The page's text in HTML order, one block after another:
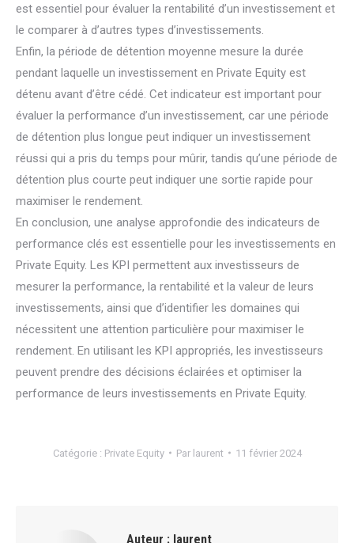
est essentiel pour évaluer la rentabilité d’un investissement et
le comparer à d’autres types d’investissements.
Enfin, la période de détention moyenne mesure la durée
pendant laquelle un investissement en Private Equity est
détenu avant d’être cédé. Cet indicateur est important pour
évaluer la performance d’un investissement, car une période
de détention plus longue peut indiquer un investissement
réussi qui a pris du temps pour mûrir, tandis qu’une période de
détention plus courte peut indiquer une sortie rapide pour
maximiser le rendement.
En conclusion, une analyse approfondie des indicateurs de
performance clés est essentielle pour les investissements en
Private Equity. Les KPI permettent aux investisseurs de
mesurer la performance, la rentabilité et la valeur de leurs
investissements, ainsi que d’identifier les domaines qui
nécessitent une attention particulière pour maximiser le
rendement. En utilisant les KPI appropriés, les investisseurs
peuvent prendre des décisions éclairées et optimiser la
performance de leurs investissements en Private Equity.
Catégorie : Private Equity Par laurent 11 février 2024
Auteur : laurent